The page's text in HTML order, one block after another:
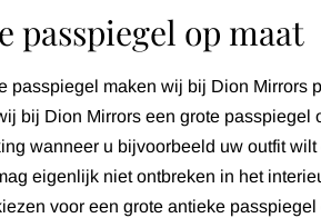
passpiegel op maat
passpiegel maken wij bij Dion Mirrors
bij Dion Mirrors een grote
wanneer u bijvoorbeeld uw outfit
eigenlijk niet ontbreken in het
voor een grote antieke